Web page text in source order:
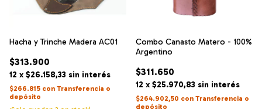
Hacha y Trinche Madera AC01
$313.900
12 x $26.158,33 sin interés
$266.815 con Transferencia o
depósito
Combo Canasto Matero - 100%
Argentino
$311.650
12 x $25.970,83 sin interés
$264.902,50 con Transferencia o
depósito